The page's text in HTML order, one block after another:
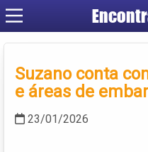
Suzano conta
e áreas de
23/01/2026